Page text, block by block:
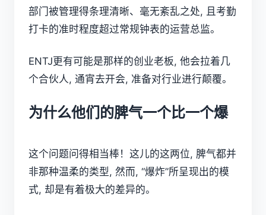
部门被管理得条理清晰、毫无紊乱之处, 且考勤
打卡的准时程度超过常规钟表的运营总监。
ENTJ更有可能是那样的创业老板, 他会拉着几
个合伙人, 通宵去开会, 准备对行业进行颠覆。
为什么他们的脾气一个比一个爆
这个问题问得相当棒！这儿的这两位, 脾气都并
非那种温柔的类型, 然而, “爆炸”所呈现出的模
式, 却是有着极大的差异的。